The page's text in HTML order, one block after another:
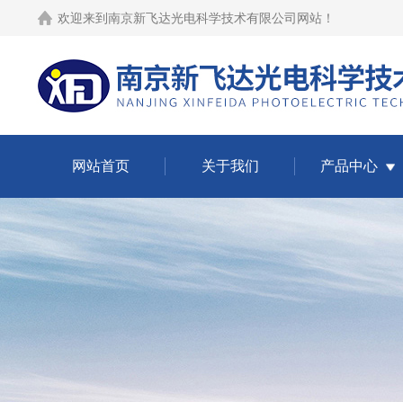
欢迎来到 南京新飞达光电科学技术有限公司网站 ！
网站首页 关于我们 产品中心